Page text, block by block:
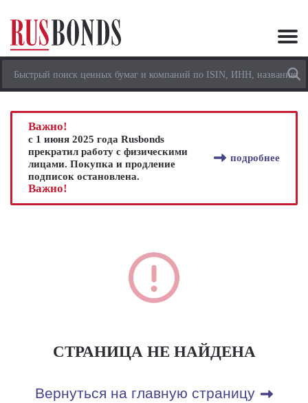
Важно!
с 1 июня 2025 года Rusbonds
прекратил работу с физическими
лицами. Покупка и продление
подписок остановлена.
подробнее
Важно!
СТРАНИЦА НЕ НАЙДЕНА
Вернуться на главную страницу